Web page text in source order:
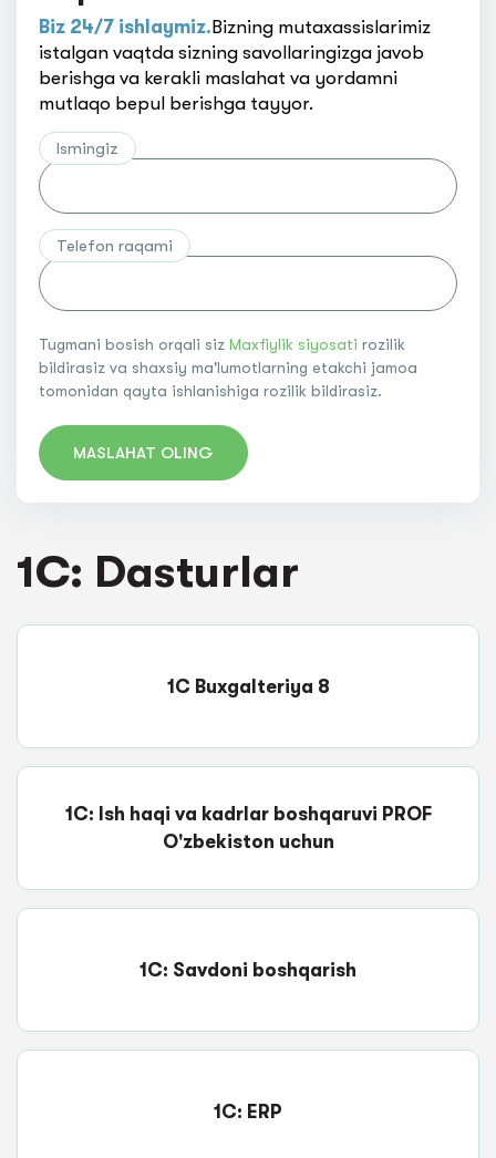
Biz 24/7 ishlaymiz.Bizning mutaxassislarimiz
istalgan vaqtda sizning savollaringizga javob
berishga va kerakli maslahat va yordamni
mutlaqo bepul berishga tayyor.
Ismingiz
Telefon raqami
Tugmani bosish orqali siz Maxfiylik siyosati rozilik
bildirasiz va shaxsiy ma'lumotlarning etakchi jamoa
tomonidan qayta ishlanishiga rozilik bildirasiz.
MASLAHAT OLING
1C: Dasturlar
1C Buxgalteriya 8
1C: Ish haqi va kadrlar boshqaruvi PROF
O'zbekiston uchun
1C: Savdoni boshqarish
1C: ERP